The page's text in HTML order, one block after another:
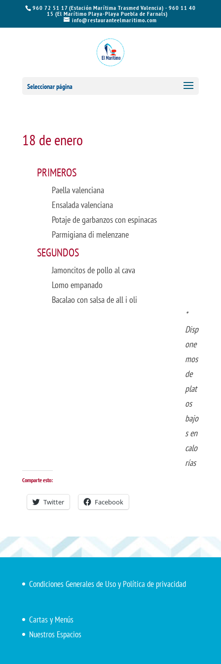
960 72 51 17 (Estación Marítima Trasmed Valencia) - 960 11 40
15 (El Marítimo Playa-Playa Puebla de Farnals)
info@restauranteelmaritimo.com
Seleccionar página
18 de enero
PRIMEROS
Paella valenciana
Ensalada valenciana
Potaje de garbanzos con espinacas
Parmigiana di melenzane
SEGUNDOS
Jamoncitos de pollo al cava
Lomo empanado
Bacalao con salsa de all i oli
*
Disp
one
mos
de
plat
os
bajo
s en
calo
rías
Comparte esto:
Twitter Facebook
Condiciones Generales de Uso y Política de privacidad
Cartas y Menús
Nuestros Espacios